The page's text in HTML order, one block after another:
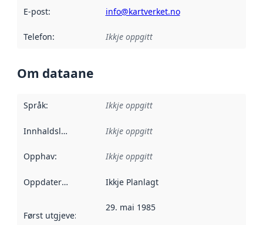
E-post: info@kartverket.no
Telefon: Ikkje oppgitt
Om dataane
Språk: Ikkje oppgitt
Innhaldsleverandørar :
Ikkje oppgitt
Opphav: Ikkje oppgitt
Oppdateringsfrekvens :
Ikkje Planlagt
Først utgjeve:
29. mai 1985